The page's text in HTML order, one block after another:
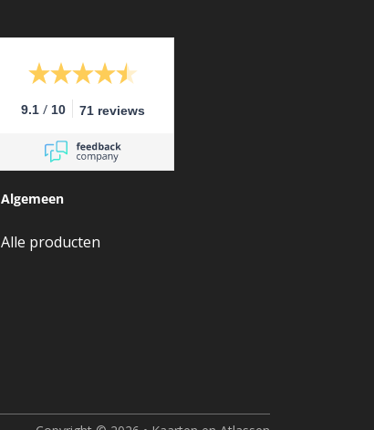
9.1 / 10 71 reviews
Algemeen
Alle producten